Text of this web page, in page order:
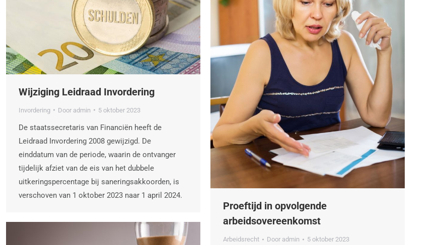
Wijziging Leidraad Invordering
Invordering Door admin 5 oktober 2023
De staatssecretaris van Financiën heeft de
Leidraad Invordering 2008 gewijzigd. De
einddatum van de periode, waarin de ontvanger
tijdelijk afziet van de eis van het dubbele
uitkeringspercentage bij saneringsakkoorden, is
verschoven van 1 oktober 2023 naar 1 april 2024.
Proeftijd in opvolgende
arbeidsovereenkomst
Arbeidsrecht Door admin 5 oktober 2023